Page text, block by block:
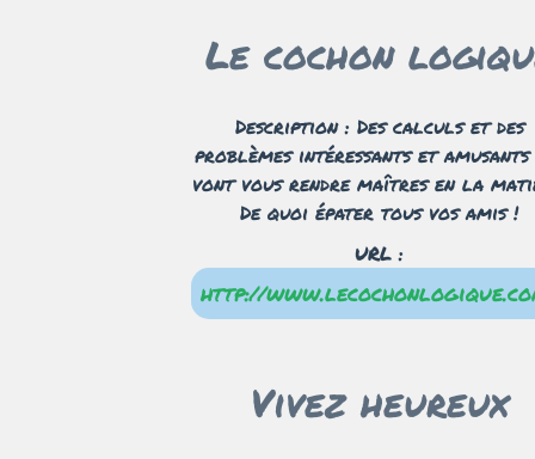
Le cochon
Description : Des calculs et des
problèmes intéressants et
vont vous rendre maîtres en la
De quoi épater tous vos amis !
URL :
http://
Vivez heureux